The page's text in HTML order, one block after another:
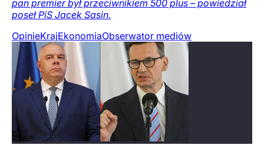
pan premier był przeciwnikiem 500 plus – powiedział
poseł PiS Jacek Sasin.
OpinieKrajEkonomiaObserwator mediów